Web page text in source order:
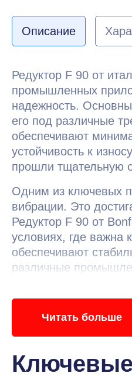
Описание
Редуктор F 90 от
промышленных
надежность.
его под различные
обеспечивают
устойчивость к
прошли тщательную
Одним из ключевых
вибрации. Это
Редуктор F 90 от
условиях, где важна
обеспечивают
различные
Читать больше